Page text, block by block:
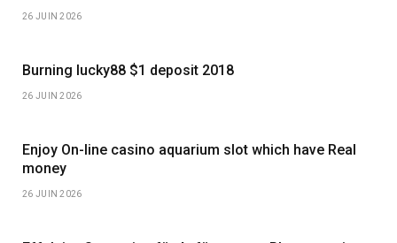
26 JUIN 2026
Burning lucky88 $1 deposit 2018
26 JUIN 2026
Enjoy On-line casino aquarium slot which have Real
money
26 JUIN 2026